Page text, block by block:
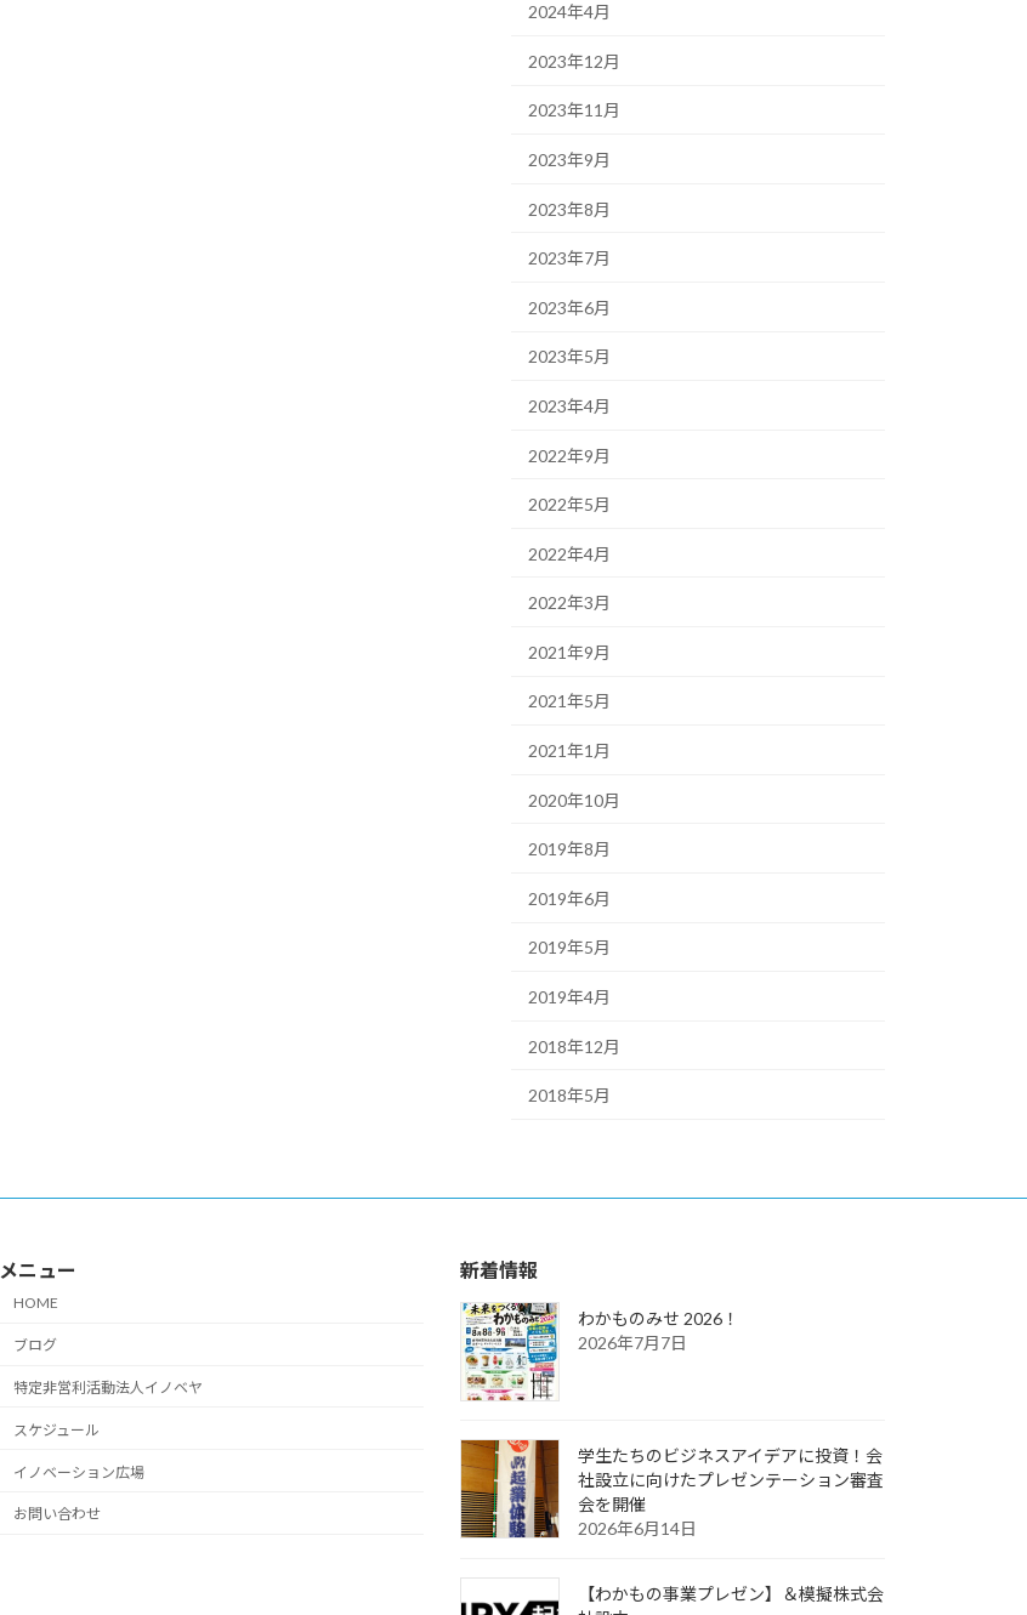
2024年4月
2023年12月
2023年11月
2023年9月
2023年8月
2023年7月
2023年6月
2023年5月
2023年4月
2022年9月
2022年5月
2022年4月
2022年3月
2021年9月
2021年5月
2021年1月
2020年10月
2019年8月
2019年6月
2019年5月
2019年4月
2018年12月
2018年5月
メニュー
HOME
ブログ
特定非営利活動法人イノベヤ
スケジュール
イノベーション広場
お問い合わせ
新着情報
わかものみせ 2026！
2026年7月7日
学生たちのビジネスアイデアに投資！会
社設立に向けたプレゼンテーション審査
会を開催
2026年6月14日
【わかもの事業プレゼン】＆模擬株式会